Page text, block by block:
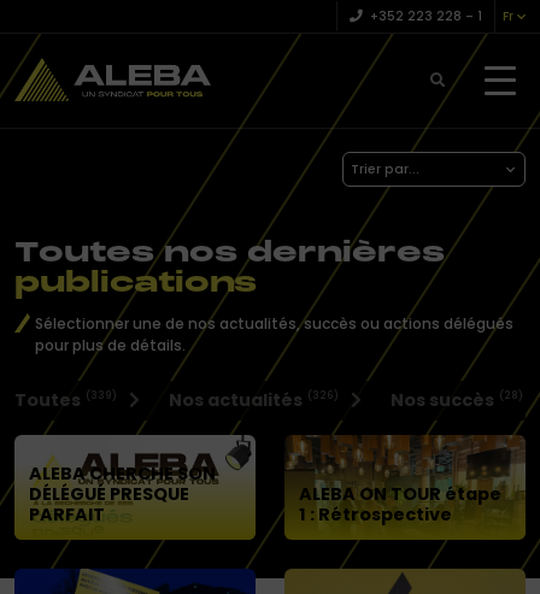
+352 223 228 – 1 Fr
Toutes nos dernières
publications
Sélectionner une de nos actualités, succès ou actions délégués
pour plus de détails.
Toutes (339) Nos actualités (326) Nos succès (28)
Trier par...
ALEBA CHERCHE SON
DÉLÉGUÉ PRESQUE
PARFAIT
ALEBA ON TOUR étape
1 : Rétrospective